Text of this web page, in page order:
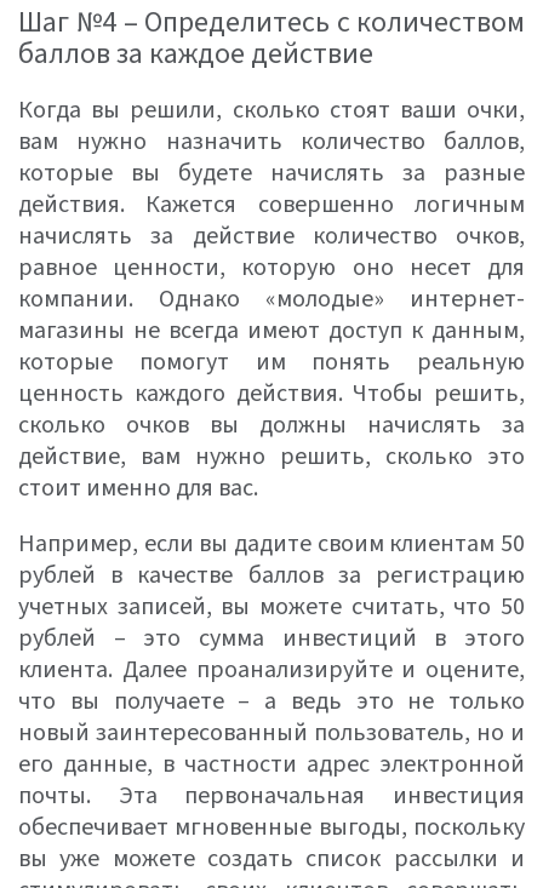
Шаг №4 – Определитесь с количеством
баллов за каждое действие
Когда вы решили, сколько стоят ваши очки,
вам нужно назначить количество баллов,
которые вы будете начислять за разные
действия. Кажется совершенно логичным
начислять за действие количество очков,
равное ценности, которую оно несет для
компании. Однако «молодые» интернет-
магазины не всегда имеют доступ к данным,
которые помогут им понять реальную
ценность каждого действия. Чтобы решить,
сколько очков вы должны начислять за
действие, вам нужно решить, сколько это
стоит именно для вас.
Например, если вы дадите своим клиентам 50
рублей в качестве баллов за регистрацию
учетных записей, вы можете считать, что 50
рублей – это сумма инвестиций в этого
клиента. Далее проанализируйте и оцените,
что вы получаете – а ведь это не только
новый заинтересованный пользователь, но и
его данные, в частности адрес электронной
почты. Эта первоначальная инвестиция
обеспечивает мгновенные выгоды, поскольку
вы уже можете создать список рассылки и